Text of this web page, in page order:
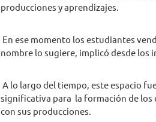
producciones y aprendizajes.
En ese momento los estudiantes
nombre lo sugiere, implicó desde los
A lo largo del tiempo, este espacio
significativa para la formación de los
con sus producciones.